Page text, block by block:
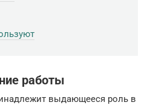
работы
выдающееся роль в